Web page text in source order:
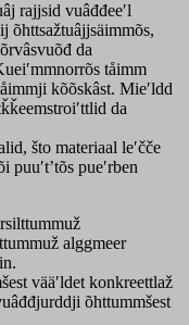
rajjsid vuâđđeeʹl
õhttsažtuâjjsäimmõs,
da
tåimm
kõõskâst. Mieʹldd
da
što materiaal leʹčče
pueʹrben
alggmeer
vääʹldet konkreettlaž
õhttummšest